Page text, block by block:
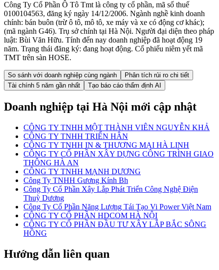
Công Ty Cổ Phần Ô Tô Tmt là công ty cổ phần, mã số thuế
0100104563, đăng ký ngày 14/12/2006. Ngành nghề kinh doanh
chính: bán buôn (trừ ô tô, mô tô, xe máy và xe có động cơ khác);
(mã ngành G46). Trụ sở chính tại Hà Nội. Người đại diện theo pháp
luật: Bùi Văn Hữu. Tính đến nay doanh nghiệp đã hoạt động 19
năm. Trạng thái đăng ký: đang hoạt động. Cổ phiếu niêm yết mã
TMT trên sàn HOSE.
So sánh với doanh nghiệp cùng ngành
Phân tích rủi ro chi tiết
Tài chính 5 năm gần nhất
Tạo báo cáo thẩm định AI
Doanh nghiệp tại Hà Nội mới cập nhật
CÔNG TY TNHH MỘT THÀNH VIÊN NGUYỄN KHẢ
CÔNG TY TNHH TRIỂN HÂN
CÔNG TY TNHH IN & THƯƠNG MẠI HÀ LINH
CÔNG TY CỔ PHẦN XÂY DỰNG CÔNG TRÌNH GIAO
THÔNG HÀ AN
CÔNG TY TNHH MẠNH DƯƠNG
Công Ty TNHH Gương Kính Bh
Công Ty Cổ Phần Xây Lắp Phát Triển Công Nghệ Điện
Thuỳ Dương
Công Ty Cổ Phần Năng Lượng Tái Tạo Vi Power Việt Nam
CÔNG TY CỔ PHẦN HDCOM HÀ NỘI
CÔNG TY CỔ PHẦN ĐẦU TƯ XÂY LẮP BẮC SÔNG
HỒNG
Hướng dẫn liên quan